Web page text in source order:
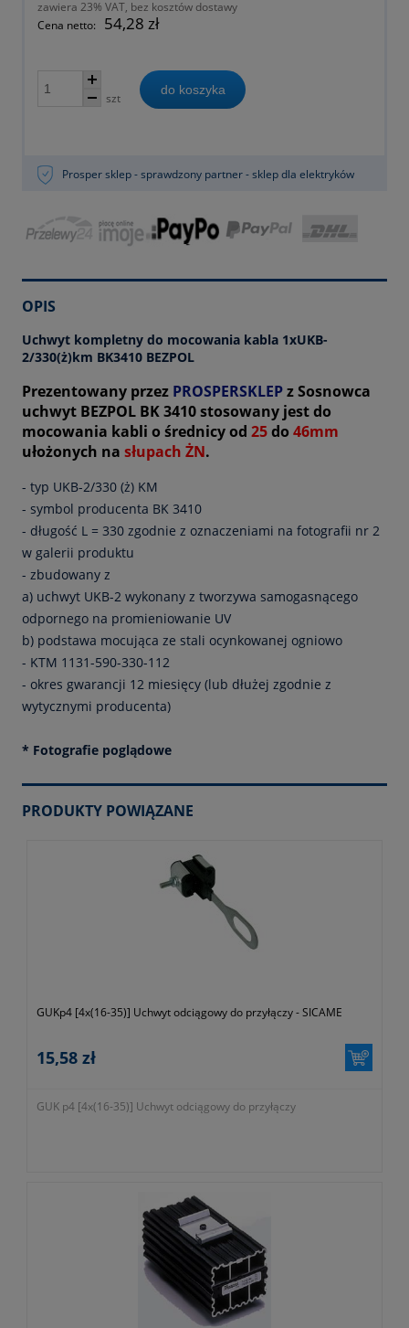
zawiera 23% VAT, bez kosztów dostawy
Cena netto:
54,28 zł
szt
do koszyka
Prosper sklep - sprawdzony partner - sklep dla elektryków
OPIS
Uchwyt kompletny do mocowania kabla 1xUKB-
2/330(ż)km BK3410 BEZPOL
Prezentowany przez PROSPERSKLEPz Sosnowca
uchwyt BEZPOL BK 3410 stosowany jest do
mocowania kabli o średnicy od 25do 46mm
ułożonych na słupach ŻN.
- typ UKB-2/330 (ż) KM
- symbol producenta BK 3410
- długość L = 330 zgodnie z oznaczeniami na fotografii nr 2
w galerii produktu
- zbudowany z
a) uchwyt UKB-2 wykonany z tworzywa samogasnącego
odpornego na promieniowanie UV
b) podstawa mocująca ze stali ocynkowanej ogniowo
- KTM 1131-590-330-112
- okres gwarancji 12 miesięcy (lub dłużej zgodnie z
wytycznymi producenta)
* Fotografie poglądowe
PRODUKTY POWIĄZANE
GUKp4 [4x(16-35)] Uchwyt odciągowy do przyłączy - SICAME
15,58 zł
GUK p4 [4x(16-35)] Uchwyt odciągowy do przyłączy